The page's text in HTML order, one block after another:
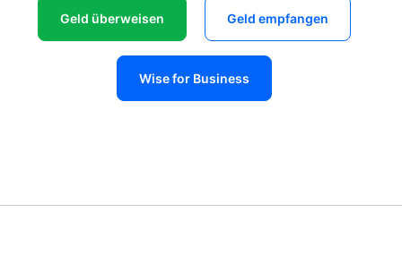
Geld überweisen Geld empfangen
Wise for Business